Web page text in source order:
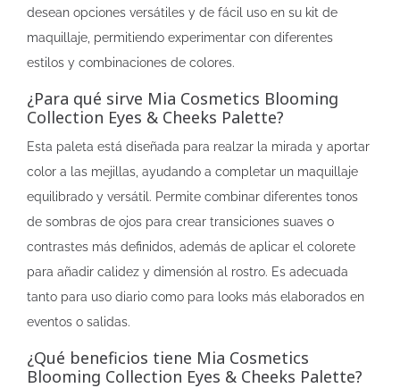
desean opciones versátiles y de fácil uso en su kit de
maquillaje, permitiendo experimentar con diferentes
estilos y combinaciones de colores.
¿Para qué sirve Mia Cosmetics Blooming
Collection Eyes & Cheeks Palette?
Esta paleta está diseñada para realzar la mirada y aportar
color a las mejillas, ayudando a completar un maquillaje
equilibrado y versátil. Permite combinar diferentes tonos
de sombras de ojos para crear transiciones suaves o
contrastes más definidos, además de aplicar el colorete
para añadir calidez y dimensión al rostro. Es adecuada
tanto para uso diario como para looks más elaborados en
eventos o salidas.
¿Qué beneficios tiene Mia Cosmetics
Blooming Collection Eyes & Cheeks Palette?